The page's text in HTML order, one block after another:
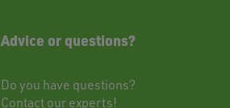
Advice or questions?
Do you have questions?
Contact our experts!